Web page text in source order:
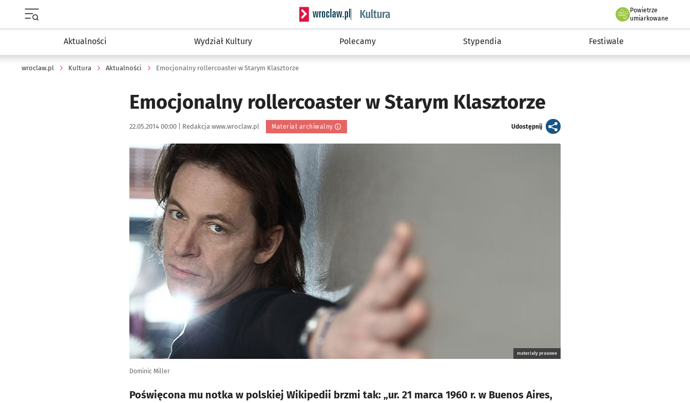
Serwis informacyjny wroclaw.pl podserwis: Kultura
Powietrze
we Wrocławiu
umiarkowane
Aktualności Wydział Kultury Polecamy Stypendia Festiwale
wroclaw.pl Kultura Aktualności Emocjonalny rollercoaster w Starym Klasztorze
Emocjonalny rollercoaster w Starym Klasztorze
Data publikacji:
22.05.2014 00:00 | Autor:
Redakcja www.wroclaw.pl Materiał archiwalny Udostępnijartykuł
Kliknij, aby powiększyć
materiały prasowe
Dominic Miller
Poświęcona mu notka w polskiej Wikipedii brzmi tak: „ur. 21 marca 1960 r. w Buenos Aires,